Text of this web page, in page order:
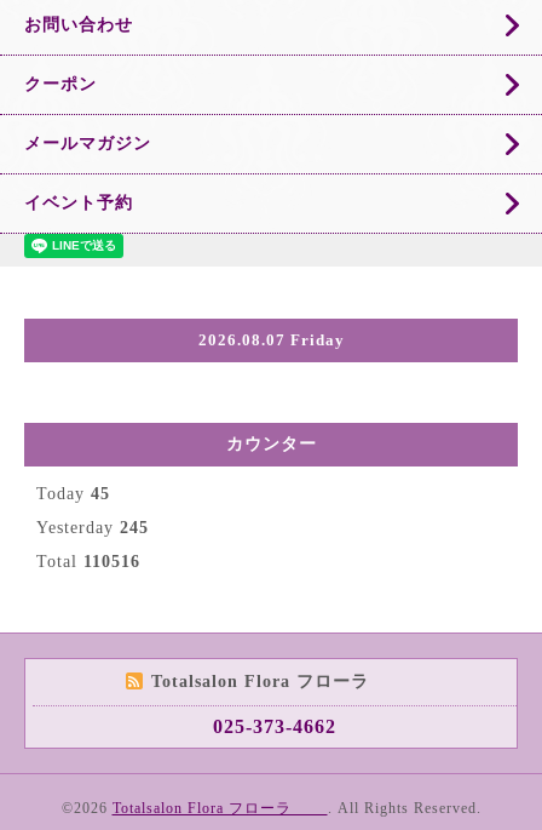
お問い合わせ
クーポン
メールマガジン
イベント予約
2026.08.07 Friday
カウンター
Today 45
Yesterday 245
Total 110516
Totalsalon Flora フローラ
025-373-4662
©2026 Totalsalon Flora フローラ . All Rights Reserved.